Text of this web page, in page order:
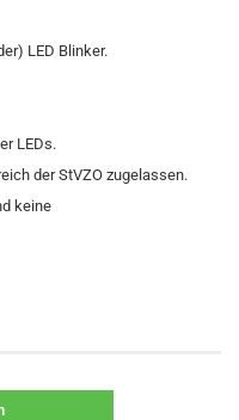
LED Blinker.
LEDs.
der StVZO zugelassen.
keine